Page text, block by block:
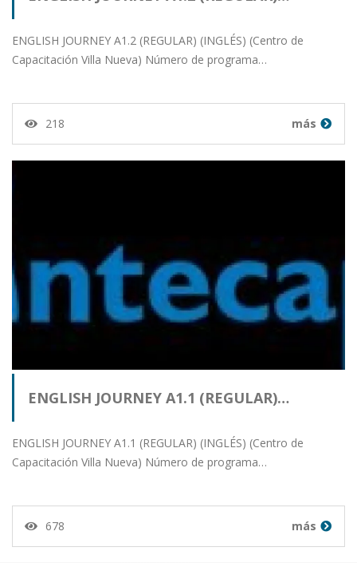
ENGLISH JOURNEY A1.2 (REGULAR) (INGLÉS) (Centro de
Capacitación Villa Nueva) Número de programa…
218 más
ENGLISH JOURNEY A1.1 (REGULAR)…
ENGLISH JOURNEY A1.1 (REGULAR) (INGLÉS) (Centro de
Capacitación Villa Nueva) Número de programa…
678 más